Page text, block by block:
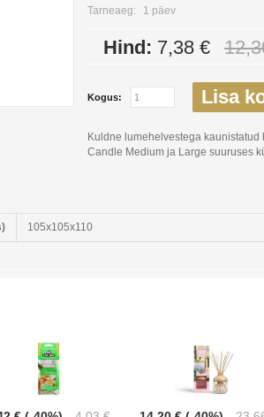
Tarneaeg:
1 päev
Hind: 7,38 €
Kogus: Lisa
Kuldne lumehelvestega
Candle Medium ja Large suuruses
105x105x110